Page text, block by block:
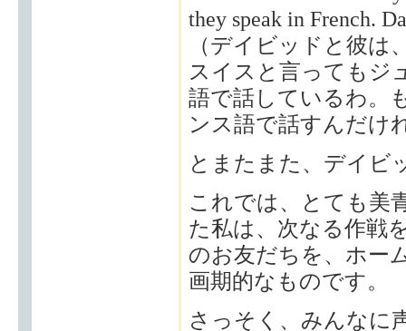
they speak in French.
（デイビッドと彼
スイスと言ってもジ
語で話しているわ。
ンス語で話すんだけ
とまたまた、デイビ
これでは、とても美
た私は、次なる作戦
のお友だちを、ホー
画期的なものです。
さっそく、みんなに